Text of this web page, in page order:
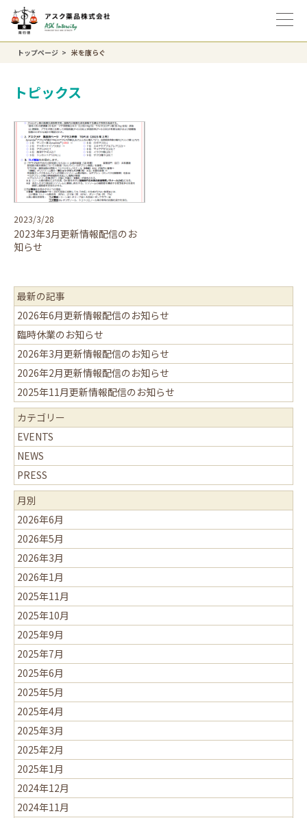
トップページ 米を康らぐ
トピックス
2023/3/28
2023年3月更新情報配信のお
知らせ
最新の記事
2026年6月更新情報配信のお知らせ
臨時休業のお知らせ
2026年3月更新情報配信のお知らせ
2026年2月更新情報配信のお知らせ
2025年11月更新情報配信のお知らせ
カテゴリー
EVENTS
NEWS
PRESS
月別
2026年6月
2026年5月
2026年3月
2026年1月
2025年11月
2025年10月
2025年9月
2025年7月
2025年6月
2025年5月
2025年4月
2025年3月
2025年2月
2025年1月
2024年12月
2024年11月